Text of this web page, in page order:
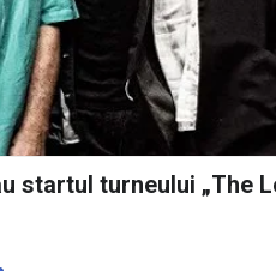
startul turneului „The